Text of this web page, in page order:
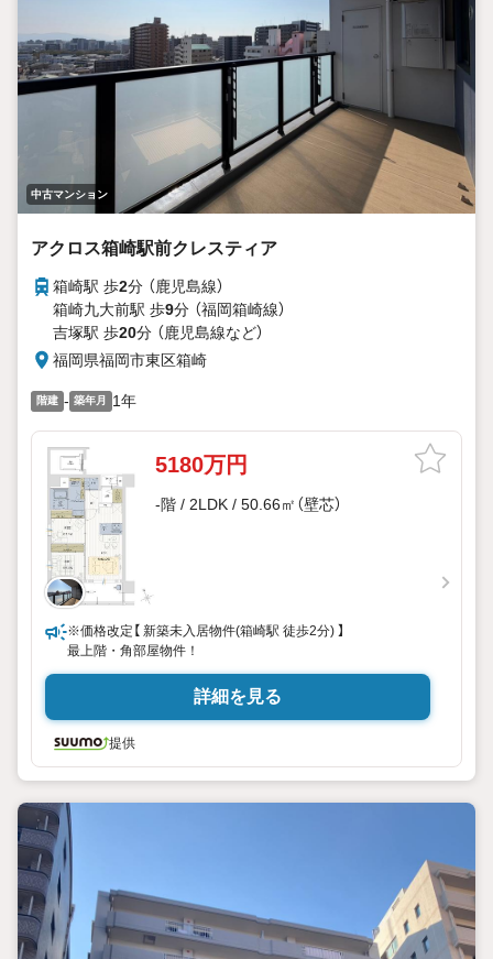
中古マンション
アクロス箱崎駅前クレスティア
箱崎駅 歩2分 （鹿児島線）
箱崎九大前駅 歩9分 （福岡箱崎線）
吉塚駅 歩20分 （鹿児島線など）
福岡県福岡市東区箱崎
階建 - 築年月 1年
5180万円
-階 / 2LDK / 50.66㎡（壁芯）
※価格改定【 新築未入居物件(箱崎駅 徒歩2分) 】
最上階・角部屋物件！
詳細を見る
提供